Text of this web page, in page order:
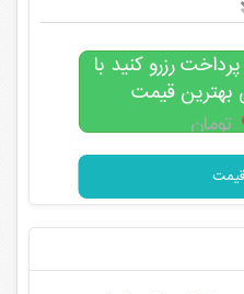
رزرو کنید با
قیمت
تومان